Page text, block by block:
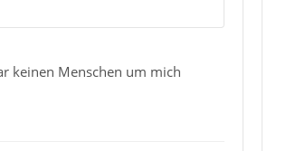
keinen Menschen um mich